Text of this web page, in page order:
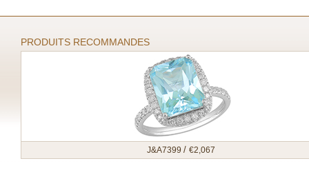
PRODUITS RECOMMANDES
J&A7399 / €2,067